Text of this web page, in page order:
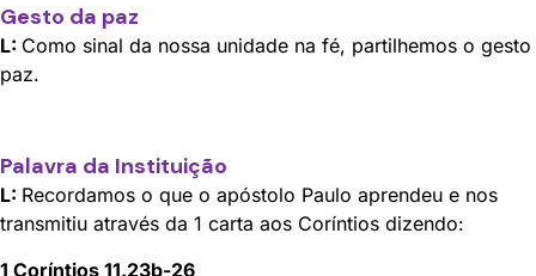
Gesto da paz
L: Como sinal da nossa unidade na fé, partilhemos o gesto
paz.
Palavra da Instituição
L: Recordamos o que o apóstolo Paulo aprendeu e nos
transmitiu através da 1 carta aos Coríntios dizendo:
1 Coríntios 11.23b-26